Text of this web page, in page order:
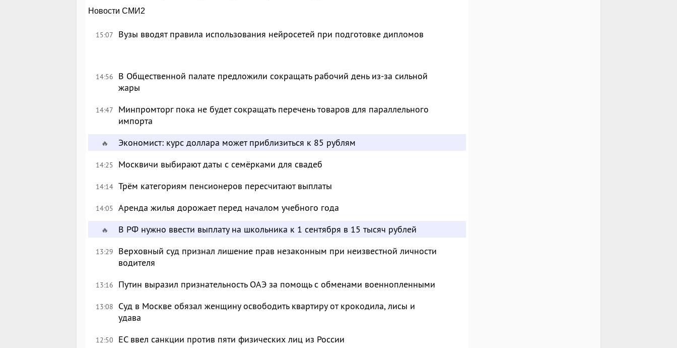
Новости СМИ2
15:07 Вузы вводят правила использования нейросетей при подготовке дипломов
14:56
В Общественной палате предложили сокращать рабочий день из-за сильной
жары
14:47
Минпромторг пока не будет сокращать перечень товаров для параллельного
импорта
🔥 Экономист: курс доллара может приблизиться к 85 рублям
14:25 Москвичи выбирают даты с семёрками для свадеб
14:14 Трём категориям пенсионеров пересчитают выплаты
14:05 Аренда жилья дорожает перед началом учебного года
🔥 В РФ нужно ввести выплату на школьника к 1 сентября в 15 тысяч рублей
13:29
Верховный суд признал лишение прав незаконным при неизвестной личности
водителя
13:16 Путин выразил признательность ОАЭ за помощь с обменами военнопленными
13:08
Суд в Москве обязал женщину освободить квартиру от крокодила, лисы и
удава
12:50 ЕС ввел санкции против пяти физических лиц из России